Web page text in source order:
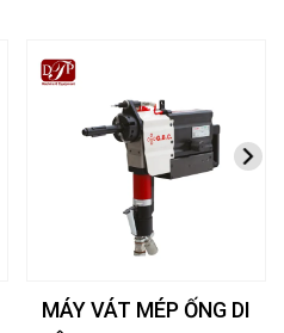
MÁY VÁT MÉP ỐNG DI